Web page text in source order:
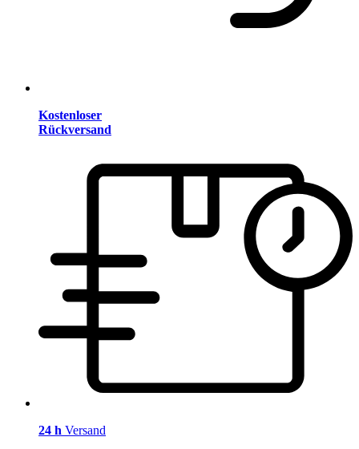
Kostenloser
Rückversand
24 h Versand